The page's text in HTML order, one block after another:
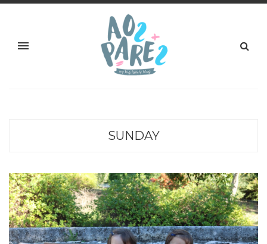
SUNDAY